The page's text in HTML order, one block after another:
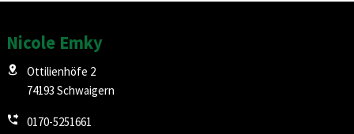
Nicole Emky
Ottilienhöfe 2
74193 Schwaigern
0170-5251661